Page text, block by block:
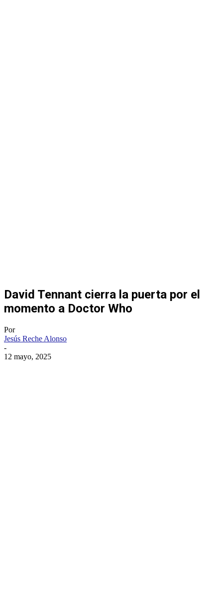
David Tennant cierra la puerta por el
momento a Doctor Who
Por
Jesús Reche Alonso
-
12 mayo, 2025